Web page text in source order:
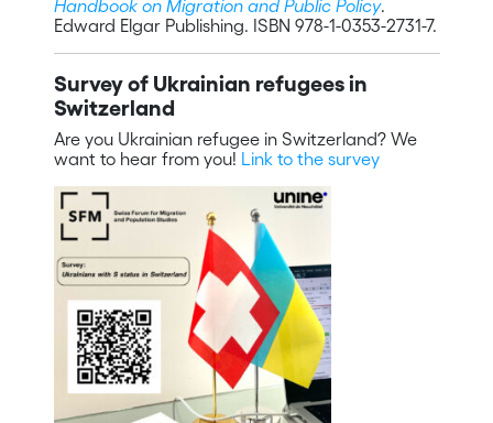
Handbook on Migration and Public Policy.
Edward Elgar Publishing. ISBN 978-1-0353-2731-7.
Survey of Ukrainian refugees in
Switzerland
Are you Ukrainian refugee in Switzerland? We
want to hear from you! Link to the survey